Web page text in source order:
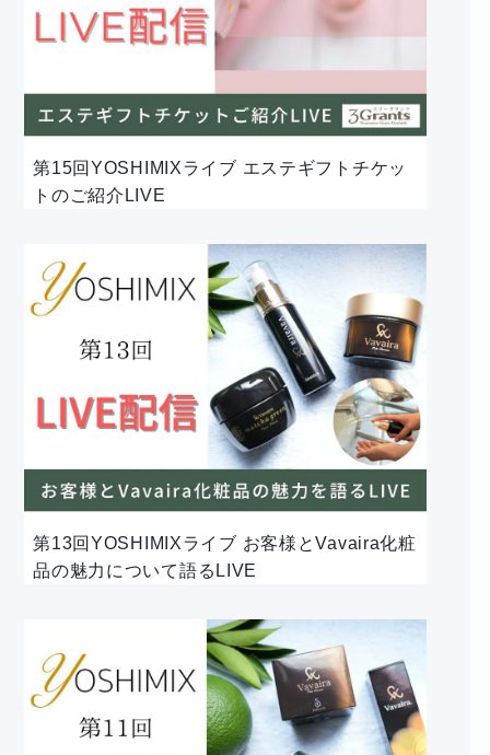
第15回YOSHIMIXライブ エステギフトチケッ
トのご紹介LIVE
第13回YOSHIMIXライブ お客様とVavaira化粧
品の魅力について語るLIVE